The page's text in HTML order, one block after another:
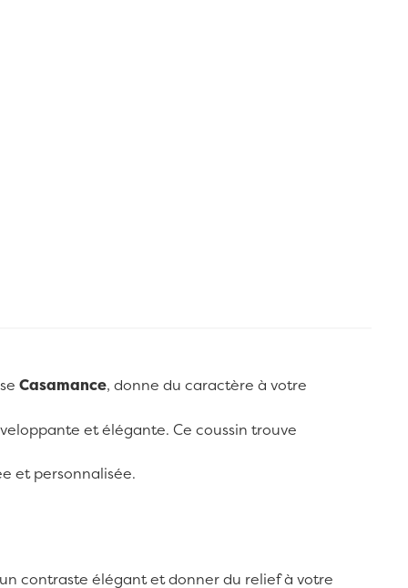
Casamance, donne du caractère à votre
et élégante. Ce coussin trouve
et personnalisée.
contraste élégant et donner du relief à votre